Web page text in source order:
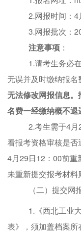
2.网报时间： 4
3.网报批次：
注意事项 ：
1.请考生务必
无误并及时缴纳报名
无法修改网报信息。
名费一经缴纳概不退
2.考生需于4月
看报考资格审核是
4月29日12：00前重
未重新提交报考材料
（二） 提交网
1. 《西北工业
表》 ， 须加盖档案所